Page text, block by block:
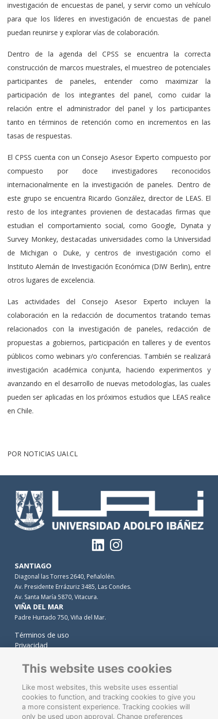
investigación de encuestas de panel, y servir como un vehículo
para que los líderes en investigación de encuestas de panel
puedan reunirse y explorar vías de colaboración.
Dentro de la agenda del CPSS se encuentra la correcta
construcción de marcos muestrales, el muestreo de potenciales
participantes de paneles, entender como maximizar la
participación de los integrantes del panel, como cuidar la
relación entre el administrador del panel y los participantes
tanto en términos de retención como en incrementos en las
tasas de respuestas.
El CPSS cuenta con un Consejo Asesor Experto compuesto por
compuesto por doce investigadores reconocidos
internacionalmente en la investigación de paneles. Dentro de
este grupo se encuentra Ricardo González, director de LEAS. El
resto de los integrantes provienen de destacadas firmas que
estudian el comportamiento social, como Google, Dynata y
Survey Monkey, destacadas universidades como la Universidad
de Michigan o Duke, y centros de investigación como el
Instituto Alemán de Investigación Económica (DIW Berlin), entre
otros lugares de excelencia.
Las actividades del Consejo Asesor Experto incluyen la
colaboración en la redacción de documentos tratando temas
relacionados con la investigación de paneles, redacción de
propuestas a gobiernos, participación en talleres y de eventos
públicos como webinars y/o conferencias. También se realizará
investigación académica conjunta, haciendo experimentos y
avanzando en el desarrollo de nuevas metodologías, las cuales
pueden ser aplicadas en los próximos estudios que LEAS realice
en Chile.
POR NOTICIAS UAI.CL
SANTIAGO
Diagonal las Torres 2640, Peñalolén.
Av. Presidente Errázuriz 3485, Las Condes.
Av. Santa María 5870, Vitacura.
VIÑA DEL MAR
Padre Hurtado 750, Viña del Mar.
Términos de uso
Privacidad
Contacto
This website uses cookies
Like most websites, this website uses essential
cookies to function, and tracking cookies to give you
a more consistent experience. Tracking cookies will
only be used upon approval. Change preferences